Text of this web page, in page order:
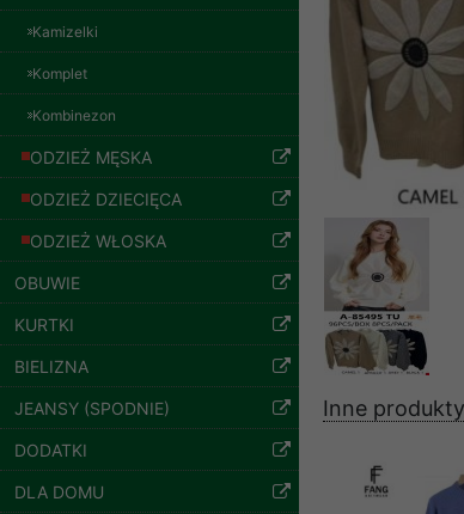
Kamizelki
Komplet
Kombinezon
ODZIEŻ MĘSKA
ODZIEŻ DZIECIĘCA
ODZIEŻ WŁOSKA
OBUWIE
KURTKI
BIELIZNA
JEANSY (SPODNIE)
DODATKI
DLA DOMU
Spodnie damskie
jeansy Roz 25-30, 1
Kolor Paczka 10 szt
Inne produkty
Jeżeli
GROUP
Sp. z
Wyrażenie
wpływa na
Dodatkowe
Twoich
danych
Polityka
Polityka